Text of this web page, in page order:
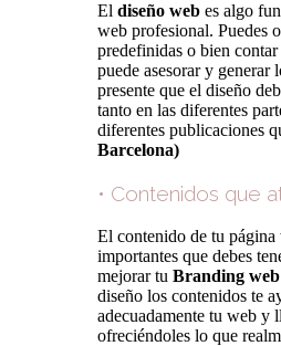
El diseño web es algo
web profesional. Puedes
predefinidas o bien
puede asesorar y generar
presente que el diseño
tanto en las diferentes
diferentes publicaciones
Barcelona)
• Contenidos que
El contenido de tu página
importantes que debes
mejorar tu Branding web
diseño los contenidos te
adecuadamente tu web y
ofreciéndoles lo que